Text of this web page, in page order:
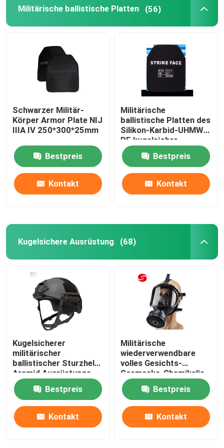
Militärische ballistische Platten (56)
Schwarzer Militär-
Körper Armor Plate NIJ
IIIA IV 250*300*25mm
Bestpreis
Kontakt
Militärische
ballistische Platten des
Silikon-Karbid-UHMW-
PE kugelsicher
Bestpreis
Kontakt
Kugelsichere Ausrüstung (68)
Kugelsicherer
militärischer
ballistischer Sturzhelm
Aramid Ausrüstungs-
NIJ IIIA
Bestpreis
Kontakt
Militärische
wiederverwendbare
volles Gesichts-
Gasmaske-Chemikalie
und biologisches
schützendesBestpreis
Kontakt